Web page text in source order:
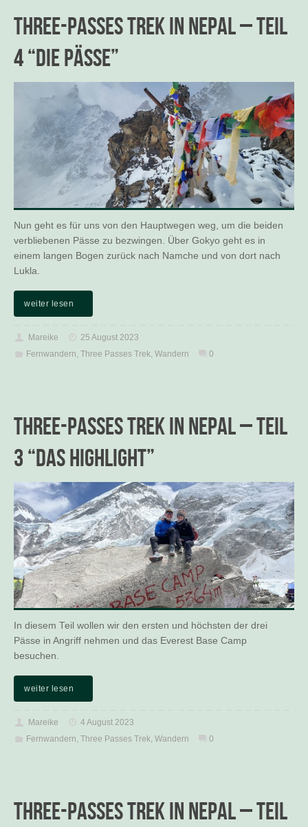
Three-Passes Trek in Nepal – Teil
4 “Die Pässe”
Nun geht es für uns von den Hauptwegen weg, um die beiden
verbliebenen Pässe zu bezwingen. Über Gokyo geht es in
einem langen Bogen zurück nach Namche und von dort nach
Lukla.
weiter lesen
Mareike
25 August 2023
Fernwandern Three Passes Trek, Wandern 0
Three-Passes Trek in Nepal – Teil
3 “Das Highlight”
In diesem Teil wollen wir den ersten und höchsten der drei
Pässe in Angriff nehmen und das Everest Base Camp
besuchen.
weiter lesen
Mareike
4 August 2023
Fernwandern, Three Passes Trek, Wandern 0
Three-Passes Trek in Nepal – Teil